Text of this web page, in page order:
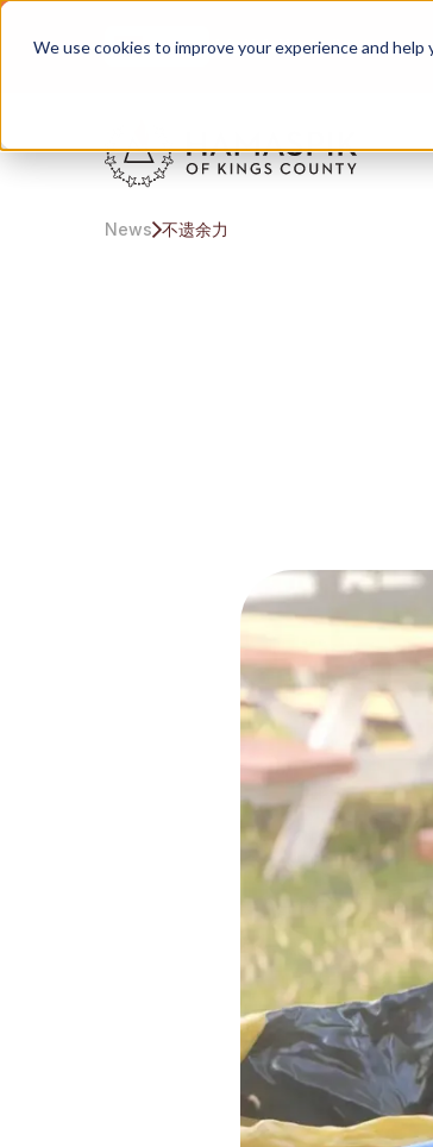
We use cookies to improve your experience and
中文 为纽约和长岛提供服务
News 不遗余力